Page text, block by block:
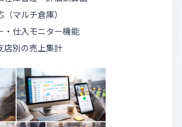
マルチ倉庫）
・仕入モニター機能
店別の売上集計